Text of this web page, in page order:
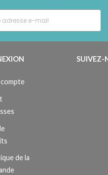
de la
SUIVEZ-